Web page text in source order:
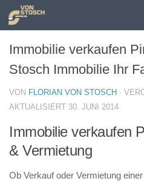
Zum Inhalt springen
Immobilie verkaufen
Stosch Immobilie Ihr
VON FLORIAN VON STOSCH ·
AKTUALISIERT 30. JUNI 2014
Immobilie verkaufen
& Vermietung
Ob Verkauf oder Vermietung